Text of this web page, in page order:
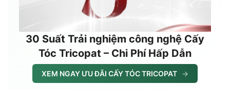
30 Suất Trải nghiệm công nghệ Cấy
Tóc Tricopat – Chi Phí Hấp Dẫn
XEM NGAY ƯU ĐÃI CẤY TÓC TRICOPAT →